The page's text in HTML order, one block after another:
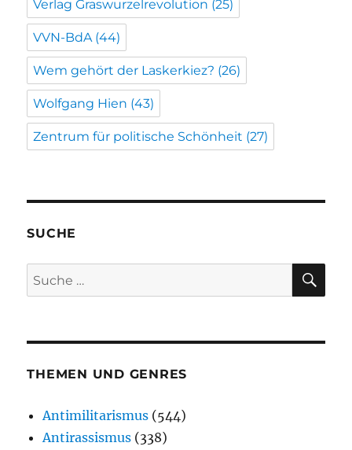
Verlag Graswurzelrevolution (25)
VVN-BdA (44)
Wem gehört der Laskerkiez? (26)
Wolfgang Hien (43)
Zentrum für politische Schönheit (27)
SUCHE
Suche
nach:
THEMEN UND GENRES
Antimilitarismus (544)
Antirassismus (338)